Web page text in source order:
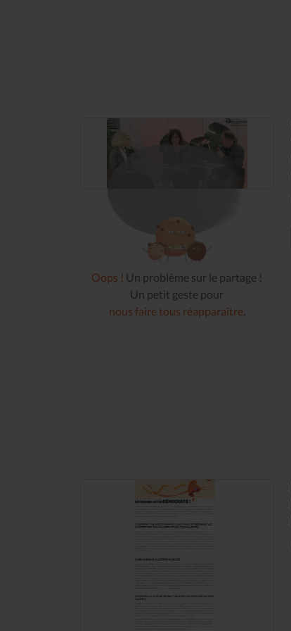
Oops ! Un problème sur le partage !
Un petit geste pour
nous faire tous réapparaître.